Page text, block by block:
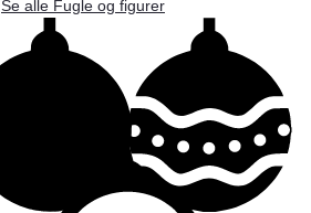
Se alle Fugle og figurer